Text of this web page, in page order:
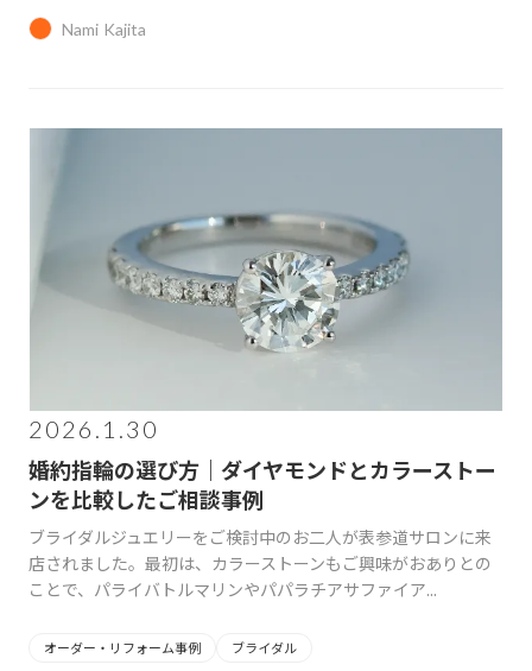
Nami Kajita
2026.1.30
婚約指輪の選び方｜ダイヤモンドとカラーストー
ンを比較したご相談事例
ブライダルジュエリーをご検討中のお二人が表参道サロンに来
店されました。最初は、カラーストーンもご興味がおありとの
ことで、パライバトルマリンやパパラチアサファイア...
オーダー・リフォーム事例 ブライダル